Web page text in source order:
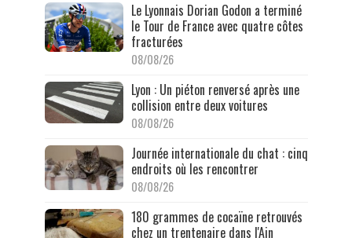
Le Lyonnais Dorian Godon a terminé
le Tour de France avec quatre côtes
fracturées
08/08/26
Lyon : Un piéton renversé après une
collision entre deux voitures
08/08/26
Journée internationale du chat : cinq
endroits où les rencontrer
08/08/26
180 grammes de cocaïne retrouvés
chez un trentenaire dans l'Ain